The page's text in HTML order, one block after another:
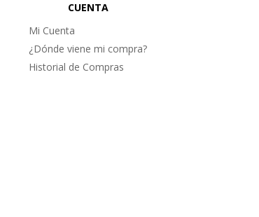
CUENTA
Mi Cuenta
¿Dónde viene mi compra?
Historial de Compras